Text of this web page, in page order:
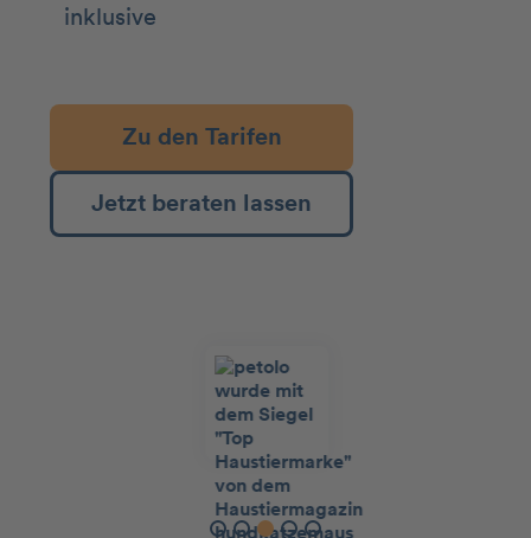
inklusive
Zu den Tarifen
Jetzt beraten lassen